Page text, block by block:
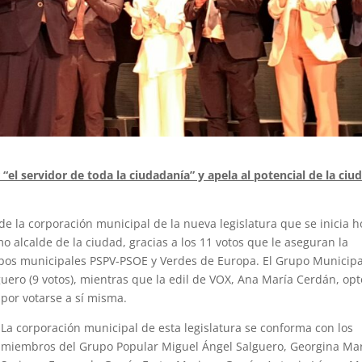
servidor de toda la ciudadanía” y apela al potencial de la
la corporación municipal de la nueva legislatura que se inicia
alcalde de la ciudad, gracias a los 11 votos que le aseguran la
municipales PSPV-PSOE y Verdes de Europa. El Grupo
(9 votos), mientras que la edil de VOX, Ana María Cerdán,
por votarse a sí misma.
La corporación municipal de esta legislatura se conforma con los
miembros del Grupo Popular Miguel Ángel Salguero, Georgina